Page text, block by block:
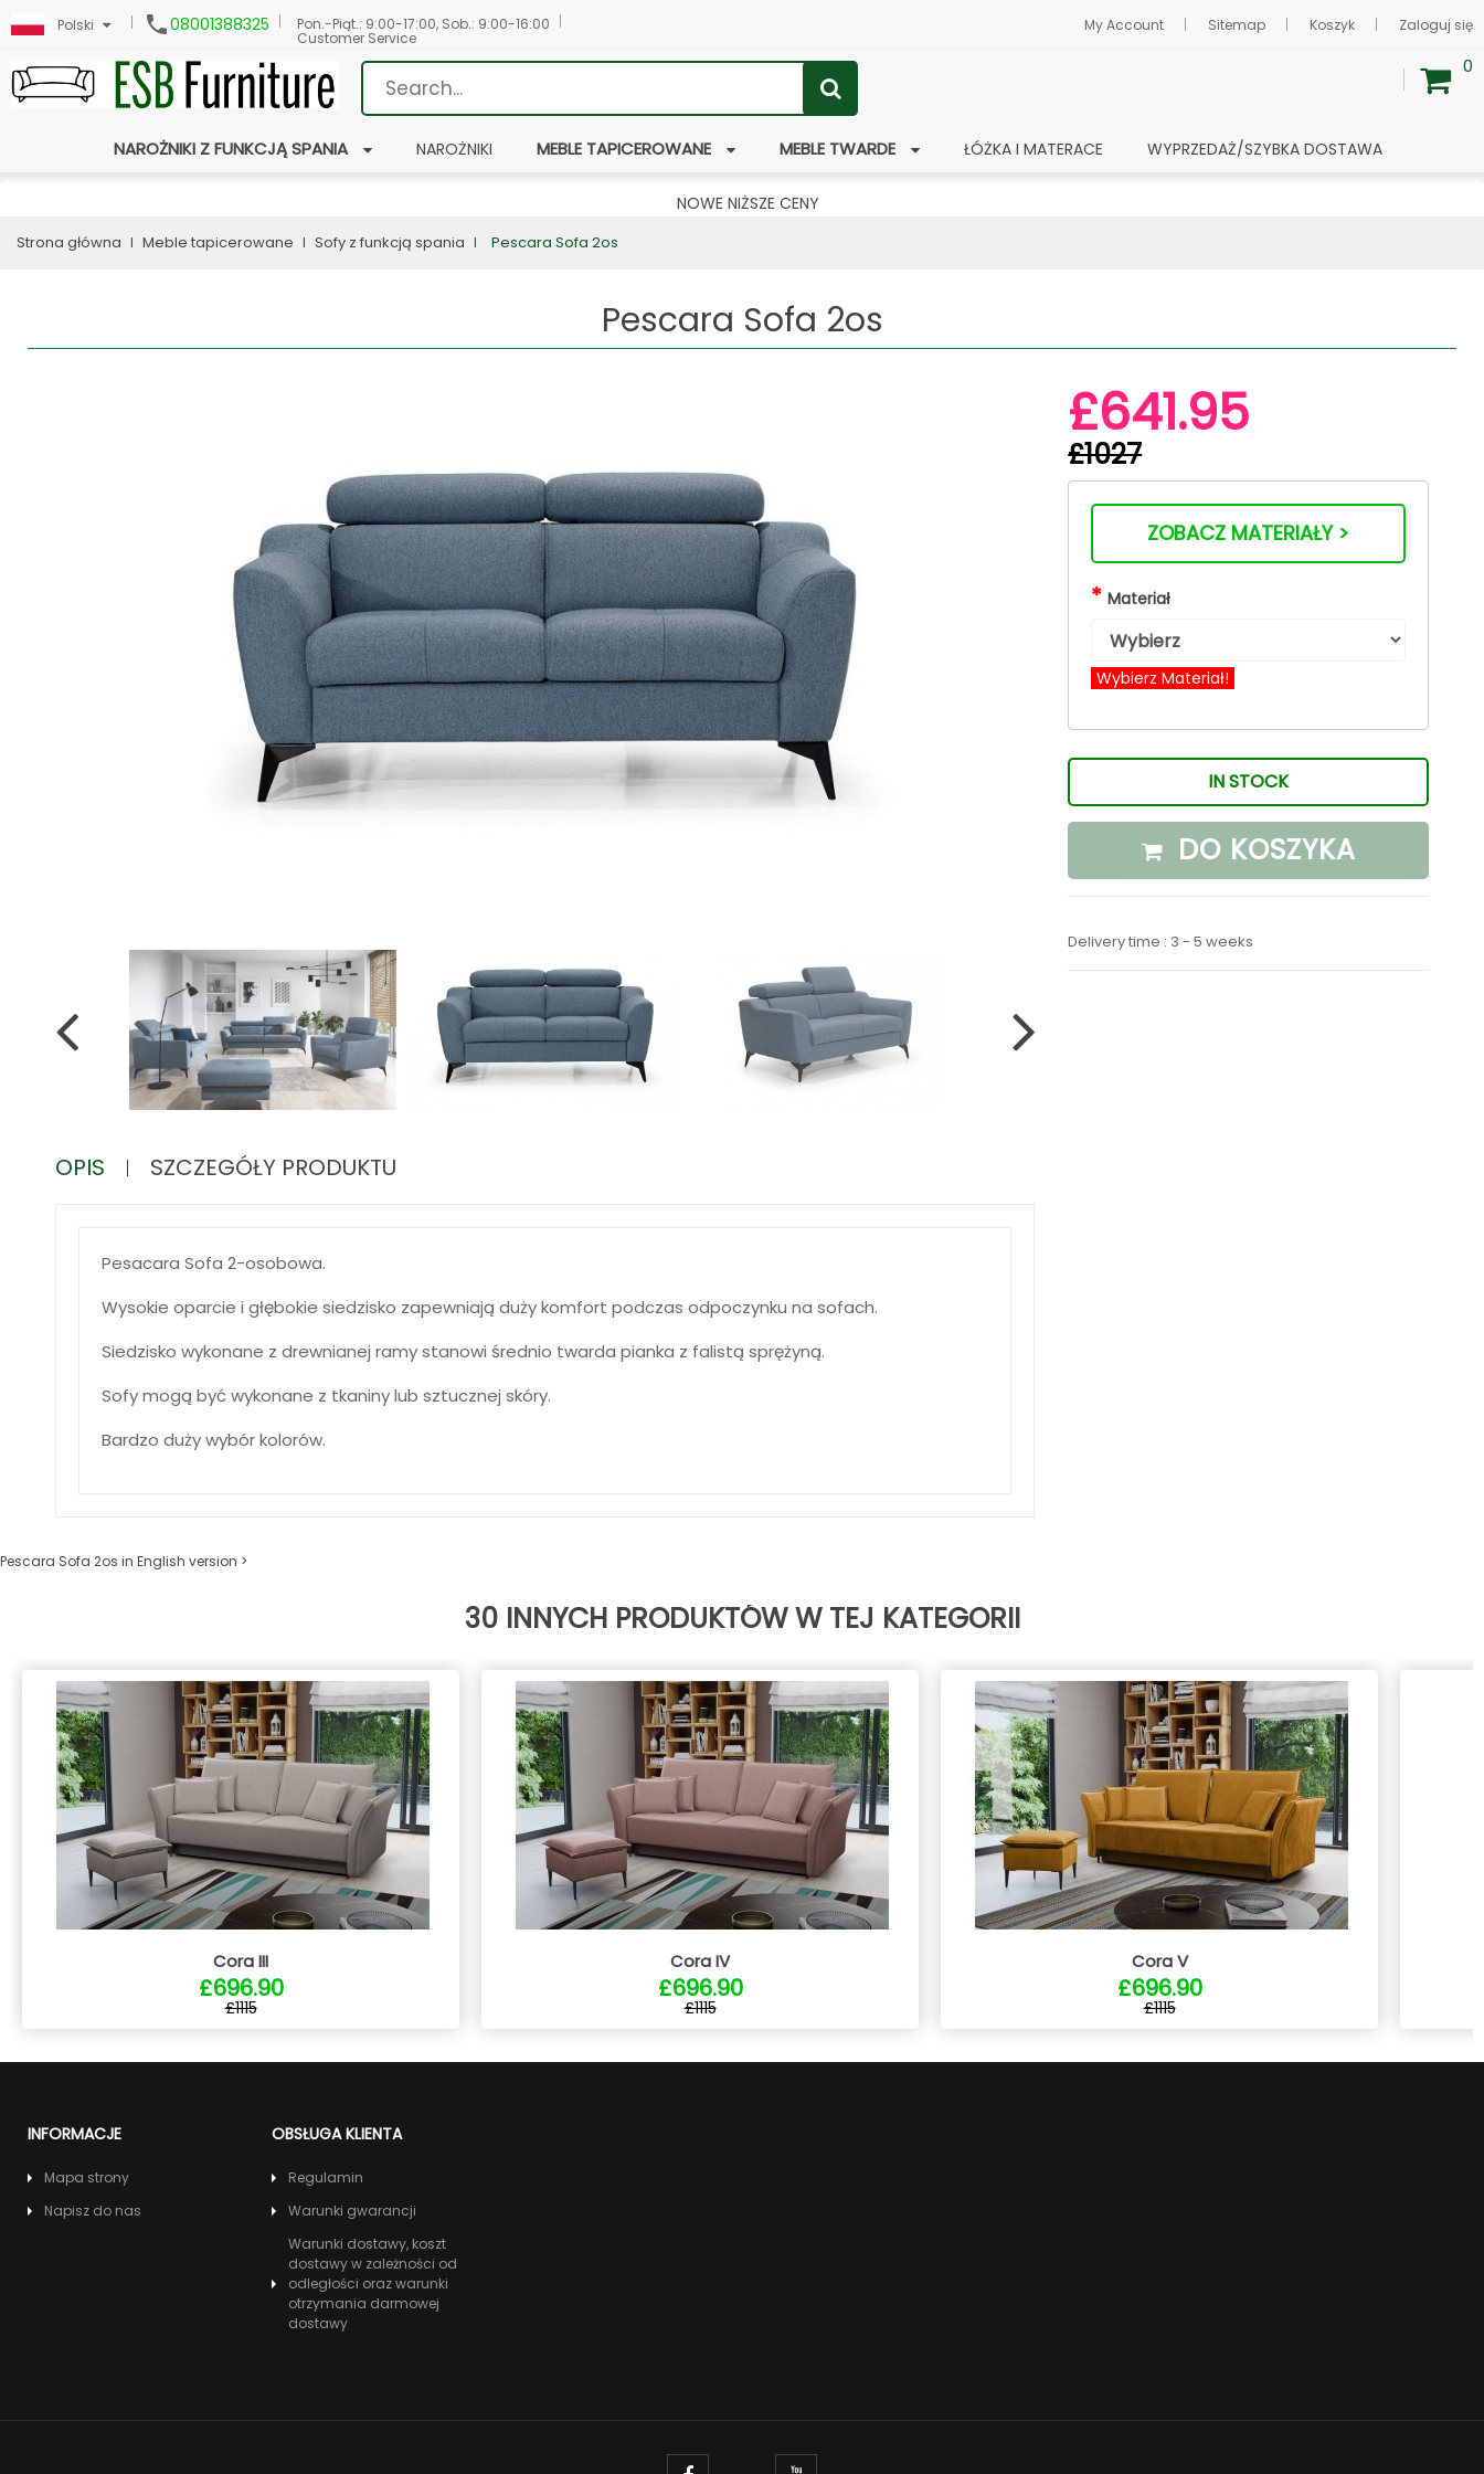
Polski 08001388325 Pon.-Piąt.: 9:00-17:00, Sob.: 9:00-16:00
Customer Service
My Account Sitemap Koszyk Zaloguj się
0
NAROŻNIKI Z FUNKCJĄ SPANIA NAROŻNIKI MEBLE TAPICEROWANE MEBLE TWARDE ŁÓŻKA I MATERACE WYPRZEDAŻ/SZYBKA DOSTAWA
NOWE NIŻSZE CENY
Strona główna Meble tapicerowane Sofy z funkcją spania Pescara Sofa 2os
Pescara Sofa 2os
OPIS SZCZEGÓŁY PRODUKTU
Pesacara Sofa 2-osobowa.
Wysokie oparcie i głębokie siedzisko zapewniają duży komfort podczas odpoczynku na sofach.
Siedzisko wykonane z drewnianej ramy stanowi średnio twarda pianka z falistą sprężyną.
Sofy mogą być wykonane z tkaniny lub sztucznej skóry.
Bardzo duży wybór kolorów.
£641.95
£1027
ZOBACZ MATERIAŁY >
*Materiał
Wybierz Materiał!
IN STOCK
DO KOSZYKA
Delivery time : 3 - 5 weeks
Pescara Sofa 2os in English version >
30 INNYCH PRODUKTÓW W TEJ KATEGORII
Cora III
£696.90
£1115
Cora IV
£696.90
£1115
Cora V
£696.90
£1115
INFORMACJE
Mapa strony
Napisz do nas
OBSŁUGA KLIENTA
Regulamin
Warunki gwarancji
Warunki dostawy, koszt
dostawy w zależności od
odległości oraz warunki
otrzymania darmowej
dostawy